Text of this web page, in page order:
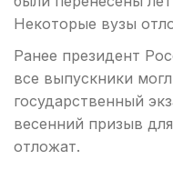
Некоторые вузы
Ранее президент
все выпускники
государственный
весенний призыв
отложат.